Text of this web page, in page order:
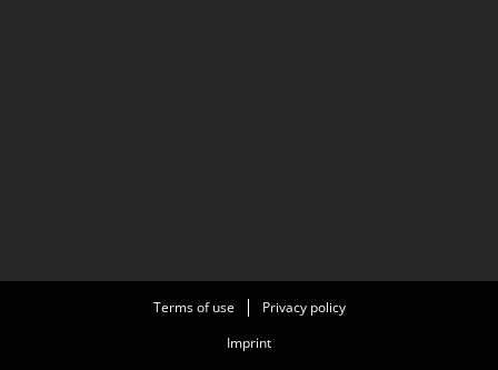
Terms of use
Privacy policy
Imprint